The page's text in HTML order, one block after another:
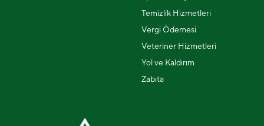
Temizlik Hizmetleri
Vergi Ödemesi
Veteriner Hizmetleri
Yol ve Kaldırım
Zabıta